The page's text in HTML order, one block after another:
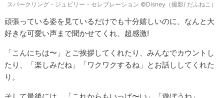
スパークリング・ジュビリー・セレブレーション ©Disney（撮影/ だふねこ）
頑張っている姿を見ているだけでも十分嬉しいのに、なんと大
好きな可愛い声まで聞かせてくれ、超感激!
「こんにちは〜」とご挨拶してくれたり、みんなでカウントし
たり、「楽しみだね」「ワクワクするね」とお話ししてくれた
り。